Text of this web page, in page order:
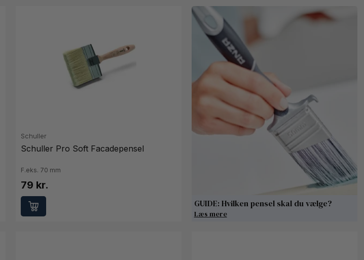
Schuller
Schuller Pro Soft Facadepensel
F.eks. 70 mm
79 kr.
GUIDE: Hvilken pensel skal du vælge?
Læs mere